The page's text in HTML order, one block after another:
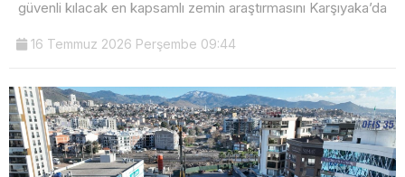
güvenli kılacak en kapsamlı zemin araştırmasını Karşıyaka’da
16 Temmuz 2026 Perşembe 09:44